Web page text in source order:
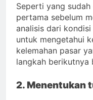
Seperti yang
pertama sebelum
analisis dari
untuk mengetahui
kelemahan pasar
langkah berikutnya
2. Menentukan